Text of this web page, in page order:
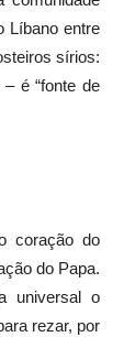
Líbano entre
sírios:
é “fonte de
coração do
do Papa.
universal o
rezar, por